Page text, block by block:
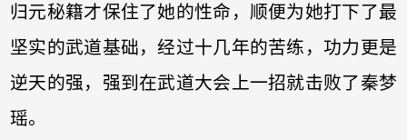
归元秘籍才保住了她的性命，顺便为她打下了最
坚实的武道基础，经过十几年的苦练，功力更是
逆天的强，强到在武道大会上一招就击败了秦梦
瑶。